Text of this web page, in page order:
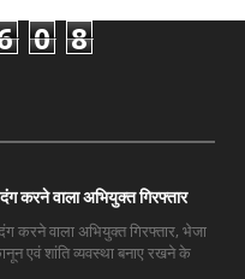
0 8
करने वाला अभियुक्त गिरफ्तार
करने वाला अभियुक्त गिरफ्तार, भेजा
एवं शांति व्यवस्था बनाए रखने के